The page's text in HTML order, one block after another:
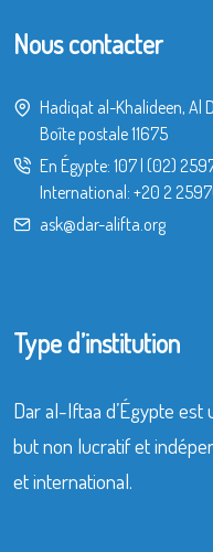
Nous contacter
Hadiqat al-Khalideen, Al
Boîte postale 11675
En Égypte: 107| (02)
International: +20 2
ask@dar-alifta.org
Type d’institution
Dar al-Iftaa d’Égypte
but non lucratif et
et international.